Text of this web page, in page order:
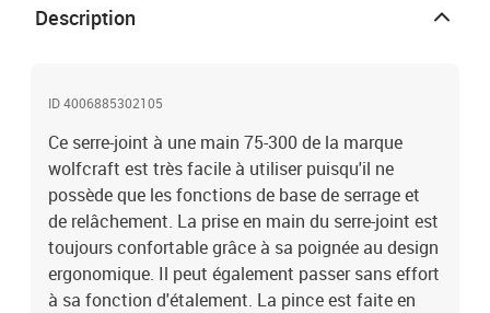
Description
ID 4006885302105
Ce serre-joint à une main 75-300 de la marque
wolfcraft est très facile à utiliser puisqu'il ne
possède que les fonctions de base de serrage et
de relâchement. La prise en main du serre-joint est
toujours confortable grâce à sa poignée au design
ergonomique. Il peut également passer sans effort
à sa fonction d'étalement. La pince est faite en